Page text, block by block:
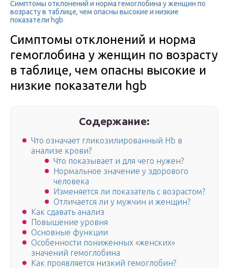
Симптомы отклонений и норма гемоглобина у женщин по
возрасту в таблице, чем опасны высокие и низкие
показатели hgb
Симптомы отклонений и норма
гемоглобина у женщин по возрасту
в таблице, чем опасны высокие и
низкие показатели hgb
Содержание:
Что означает гликозилированный Hb в
анализе крови?
Что показывает и для чего нужен?
Нормальное значение у здорового
человека
Изменяется ли показатель с возрастом?
Отличается ли у мужчин и женщин?
Как сдавать анализ
Повышение уровня
Основные функции
Особенности пониженных «женских»
значений гемоглобина
Как проявляется низкий гемоглобин?